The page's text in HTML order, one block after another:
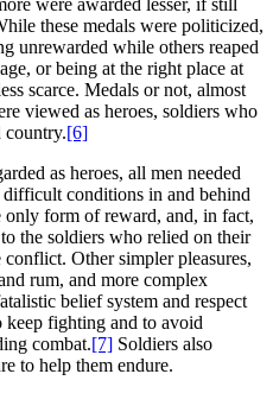
these medals were politicized,
unrewarded while others reaped
or being at the right place at
scarce. Medals or not, almost
viewed as heroes, soldiers who
country.[6]
as heroes, all men needed
conditions in and behind
only form of reward, and, in fact,
the soldiers who relied on their
Other simpler pleasures,
rum, and more complex
belief system and respect
keep fighting and to avoid
combat.[7] Soldiers also
to help them endure.